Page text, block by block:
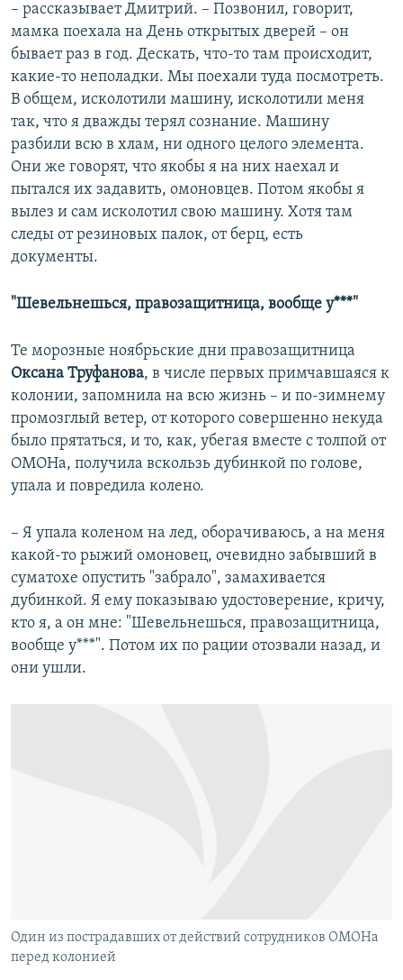
– рассказывает Дмитрий. – Позвонил, говорит,
мамка поехала на День открытых дверей – он
бывает раз в год. Дескать, что-то там происходит,
какие-то неполадки. Мы поехали туда посмотреть.
В общем, исколотили машину, исколотили меня
так, что я дважды терял сознание. Машину
разбили всю в хлам, ни одного целого элемента.
Они же говорят, что якобы я на них наехал и
пытался их задавить, омоновцев. Потом якобы я
вылез и сам исколотил свою машину. Хотя там
следы от резиновых палок, от берц, есть
документы.
"Шевельнешься, правозащитница, вообще у***"
Те морозные ноябрьские дни правозащитница
Оксана Труфанова, в числе первых примчавшаяся к
колонии, запомнила на всю жизнь – и по-зимнему
промозглый ветер, от которого совершенно некуда
было прятаться, и то, как, убегая вместе с толпой от
ОМОНа, получила вскользь дубинкой по голове,
упала и повредила колено.
– Я упала коленом на лед, оборачиваюсь, а на меня
какой-то рыжий омоновец, очевидно забывший в
суматохе опустить "забрало", замахивается
дубинкой. Я ему показываю удостоверение, кричу,
кто я, а он мне: "Шевельнешься, правозащитница,
вообще у***". Потом их по рации отозвали назад, и
они ушли.
Один из пострадавших от действий сотрудников ОМОНа
перед колонией